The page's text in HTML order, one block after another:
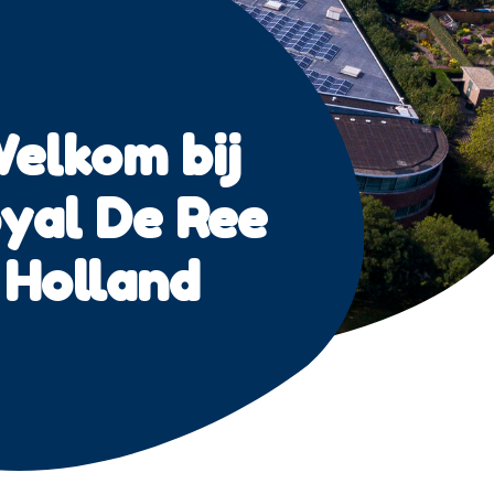
bij
De Ree
Holland